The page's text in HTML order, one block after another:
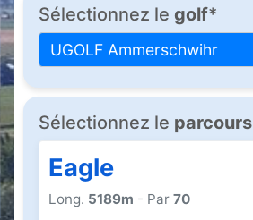
Sélectionnez le golf*
UGOLF Ammerschwihr
Sélectionnez le parcours
Eagle
Long. 5189m - Par 70